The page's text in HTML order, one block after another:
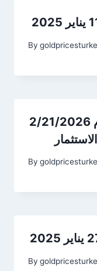
By
أسعار الذهب في ألمانيا اليوم 2/21/2026
By
By